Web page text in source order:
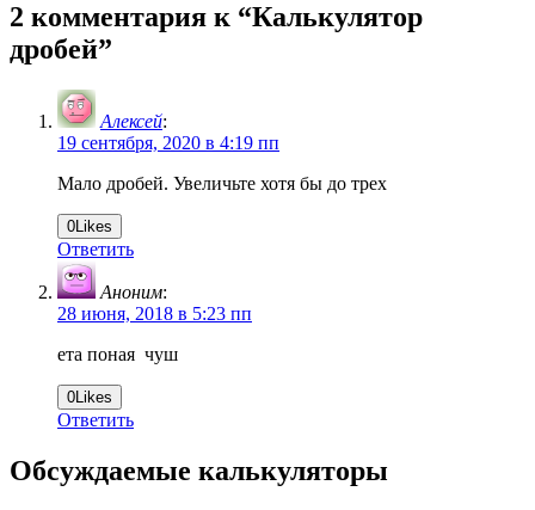
2 комментария к “Калькулятор
дробей”
Алексей:
19 сентября, 2020 в 4:19 пп
Мало дробей. Увеличьте хотя бы до трех
0Likes
Ответить
Аноним:
28 июня, 2018 в 5:23 пп
ета поная чуш
0Likes
Ответить
Обсуждаемые калькуляторы